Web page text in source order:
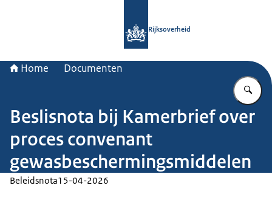
Rijksoverheid
Home Documenten
Beslisnota bij Kamerbrief over
proces convenant
gewasbeschermingsmiddelen
Beleidsnota15-04-2026